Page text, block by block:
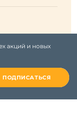
акций и новых
ПОДПИСАТЬСЯ